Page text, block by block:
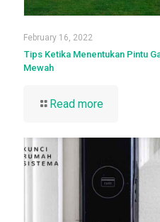
February 16, 2022
Tips Ketika Menentukan Pintu
Mewah
Read more